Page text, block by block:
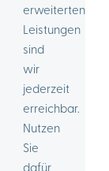
erweiterten
Leistungen
sind
wir
jederzeit
erreichbar.
Nutzen
Sie
dafür